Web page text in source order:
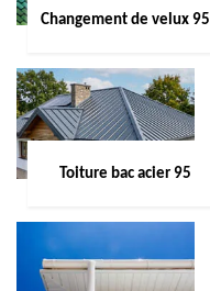
Changement de velux 95
Toiture bac acier 95